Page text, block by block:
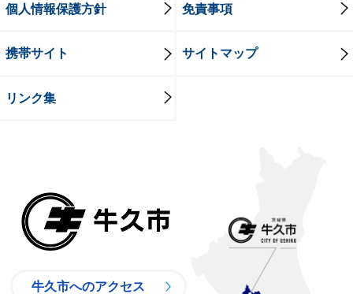
個人情報保護方針 免責事項
携帯サイト サイトマップ
リンク集
牛久市へのアクセス